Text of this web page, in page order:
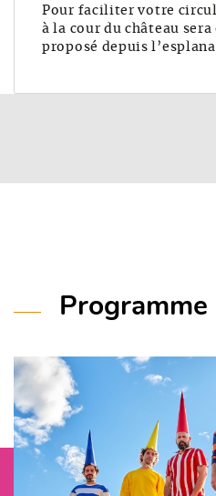
Pour faciliter votre
à la cour du château
proposé depuis